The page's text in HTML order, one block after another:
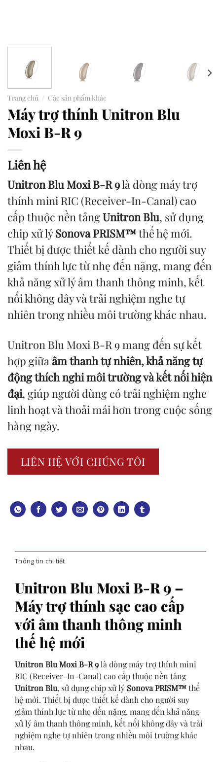
Trang chủ / Các sản phẩm khác
Máy trợ thính Unitron Blu
Moxi B-R 9
Liên hệ
Unitron Blu Moxi B-R 9là dòng máy trợ
thính mini RIC (Receiver-In-Canal) cao
cấp thuộc nền tảngUnitron Blu, sử dụng
chip xử lýSonova PRISM™thế hệ mới.
Thiết bị được thiết kế dành cho người suy
giảm thính lực từ nhẹ đến nặng, mang đến
khả năng xử lý âm thanh thông minh, kết
nối không dây và trải nghiệm nghe tự
nhiên trong nhiều môi trường khác nhau.
Unitron Blu Moxi B-R 9 mang đến sự kết
hợp giữa âm thanh tự nhiên, khả năng tự
động thích nghi môi trường và kết nối hiện
đại, giúp người dùng có trải nghiệm nghe
linh hoạt và thoải mái hơn trong cuộc sống
hàng ngày.
LIÊN HỆ VỚI CHÚNG TÔI
Thông tin chi tiết
Unitron Blu Moxi B-R 9 –
Máy trợ thính sạc cao cấp
với âm thanh thông minh
thế hệ mới
Unitron Blu Moxi B-R 9là dòng máy trợ thính mini
RIC (Receiver-In-Canal) cao cấp thuộc nền tảng
Unitron Blu, sử dụng chip xử lý Sonova PRISM™thế
hệ mới. Thiết bị được thiết kế dành cho người suy
giảm thính lực từ nhẹ đến nặng, mang đến khả năng
xử lý âm thanh thông minh, kết nối không dây và trải
nghiệm nghe tự nhiên trong nhiều môi trường khác
nhau.